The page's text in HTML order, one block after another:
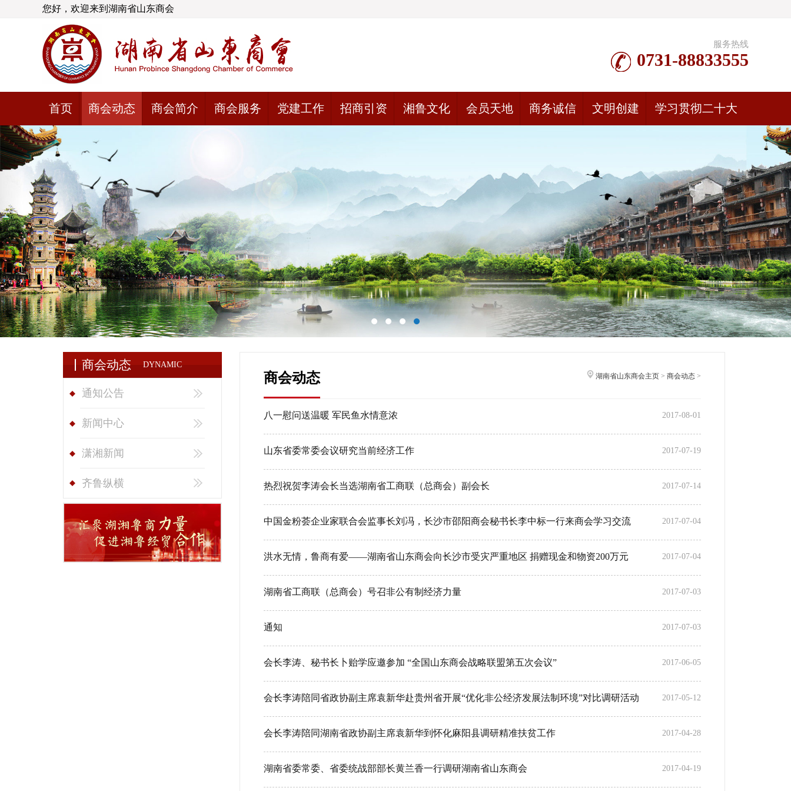
您好，欢迎来到湖南省山东商会
服务热线
0731-88833555
首页 商会动态 商会简介 商会服务 党建工作 招商引资 湘鲁文化 会员天地 商务诚信 文明创建 学习贯彻二十大
商会动态 DYNAMIC
通知公告
新闻中心
潇湘新闻
齐鲁纵横
商会动态 湖南省山东商会主页 > 商会动态 >
八一慰问送温暖 军民鱼水情意浓 2017-08-01
山东省委常委会议研究当前经济工作 2017-07-19
热烈祝贺李涛会长当选湖南省工商联（总商会）副会长 2017-07-14
中国金粉荟企业家联合会监事长刘冯，长沙市邵阳商会秘书长李中标一行来商会学习交流 2017-07-04
洪水无情，鲁商有爱——湖南省山东商会向长沙市受灾严重地区 捐赠现金和物资200万元 2017-07-04
湖南省工商联（总商会）号召非公有制经济力量 2017-07-03
通知 2017-07-03
会长李涛、秘书长卜贻学应邀参加 “全国山东商会战略联盟第五次会议” 2017-06-05
会长李涛陪同省政协副主席袁新华赴贵州省开展“优化非公经济发展法制环境”对比调研活动 2017-05-12
会长李涛陪同湖南省政协副主席袁新华到怀化麻阳县调研精准扶贫工作 2017-04-28
湖南省委常委、省委统战部部长黄兰香一行调研湖南省山东商会 2017-04-19